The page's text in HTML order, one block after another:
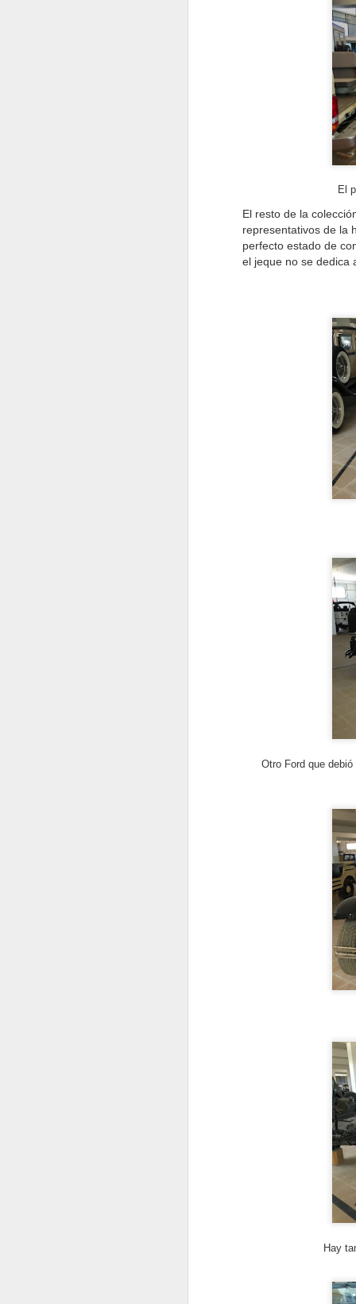
El
El resto de la
representativos de la
perfecto estado de
el jeque no se dedica
Otro Ford que
Hay